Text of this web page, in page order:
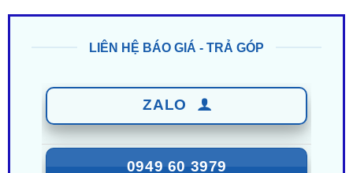
0949 60 3979